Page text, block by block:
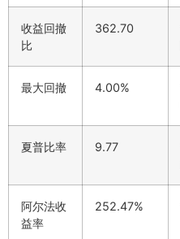
收益回撤
比
362.70
最大回撤 4.00%
夏普比率 9.77
阿尔法收
益率
252.47%